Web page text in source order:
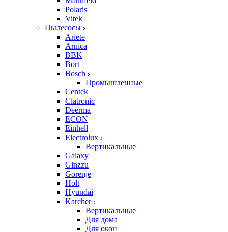
Polaris
Vitek
Пылесосы
Ariete
Arnica
BBK
Bort
Bosch
Промышленные
Centek
Clatronic
Deerma
ECON
Einhell
Electrolux
Вертикальные
Galaxy
Ginzzu
Gorenje
Holt
Hyundai
Karcher
Вертикальные
Для дома
Для окон